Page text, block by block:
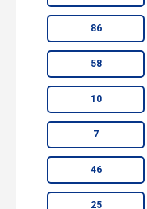
86
58
10
7
46
25